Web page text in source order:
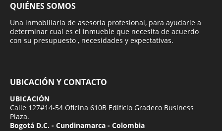
QUIÉNES SOMOS
Una inmobiliaria de asesoría profesional, para ayudarle a
determinar cual es el inmueble que necesita de acuerdo
con su presupuesto , necesidades y expectativas.
UBICACIÓN Y CONTACTO
UBICACIÓN
Calle 127#14-54 Oficina 610B Edificio Gradeco Business
Plaza.
Bogotá D.C. - Cundinamarca - Colombia